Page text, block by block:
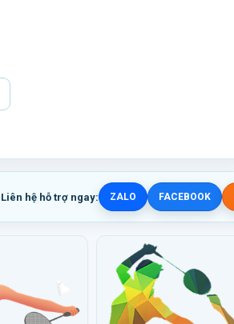
Liên hệ hỗ trợ ngay: ZALO FACEBOOK